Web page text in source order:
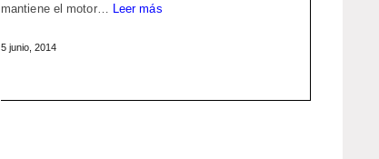
mantiene el motor…
Leer más
5 junio, 2014